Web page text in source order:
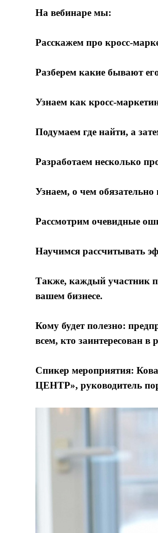
На вебинаре мы:
Расскажем про кросс-
Разберем какие бывают
Узнаем как кросс-
Подумаем где найти, а
Разработаем несколько
Узнаем, о чем
Рассмотрим очевидные
Научимся рассчитывать
Также, каждый участник
вашем бизнесе.
Кому будет полезно:
всем, кто заинтересован в
Спикер мероприятия:
ЦЕНТР», руководитель